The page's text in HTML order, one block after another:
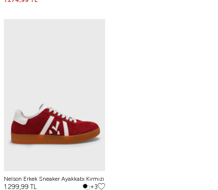
Nelson Erkek Sneaker Ayakkabı Kırmızı
1.299,99 TL +3